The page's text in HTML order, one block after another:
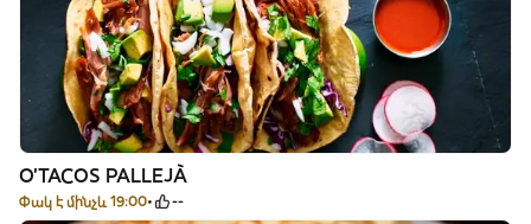
O'TACOS PALLEJÀ
Փակ է մինչև 19:00 --